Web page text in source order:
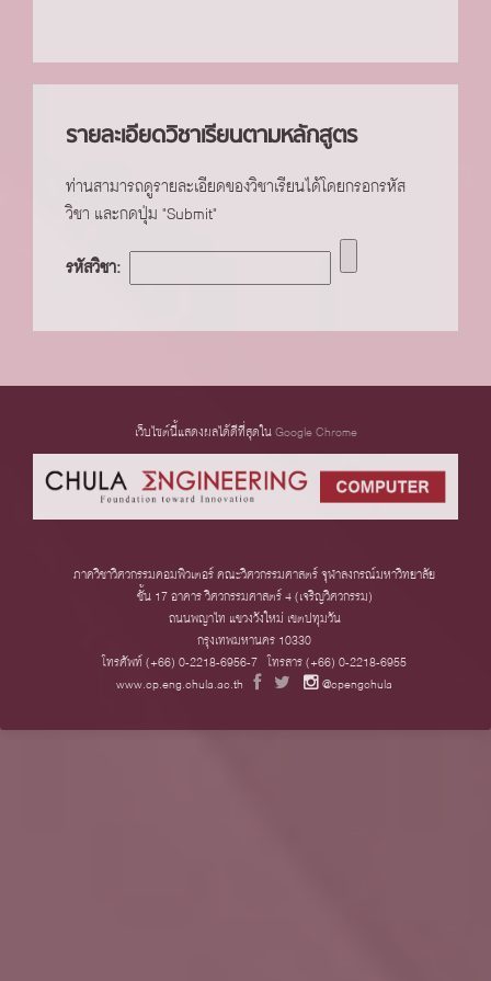
รายละเอียดวิชาเรียนตามหลักสูตร
ท่านสามารถดูรายละเอียดของวิชาเรียนได้โดยกรอกรหัส
วิชา และกดปุ่ม "Submit"
รหัสวิชา:
เว็บไซต์นี้แสดงผลได้ดีที่สุดในGoogle Chrome
ภาควิชาวิศวกรรมคอมพิวเตอร์ คณะวิศวกรรมศาสตร์ จุฬาลงกรณ์มหาวิทยาลัย
ชั้น 17 อาคาร วิศวกรรมศาสตร์ 4 (เจริญวิศวกรรม)
ถนนพญาไท แขวงวังใหม่ เขตปทุมวัน
กรุงเทพมหานคร 10330
โทรศัพท์ (+66) 0-2218-6956-7 โทรสาร (+66) 0-2218-6955
www.cp.eng.chula.ac.th
@cpengchula